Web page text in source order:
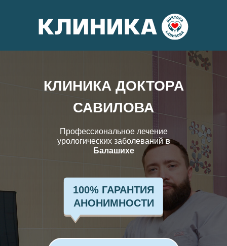
Профессиональное лечение
урологических заболеванийв
Балашихе
100% ГАРАНТИЯ
АНОНИМНОСТИ
КЛИНИКА ДОКТОРА
САВИЛОВА